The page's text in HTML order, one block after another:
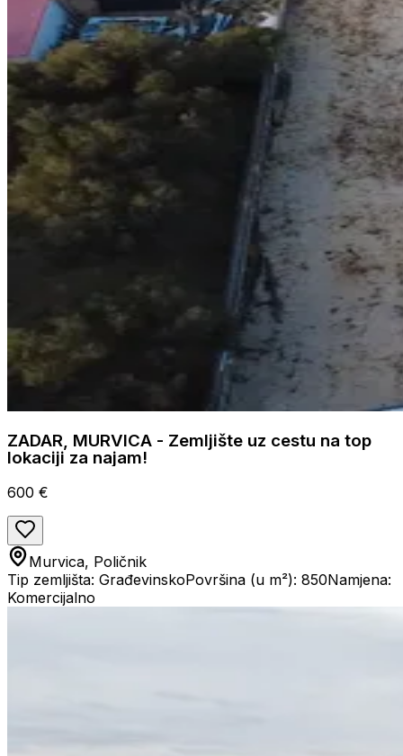
ZADAR, MURVICA - Zemljište uz cestu na top
lokaciji za najam!
600 €
Murvica, Poličnik
Tip zemljišta: GrađevinskoPovršina (u m²): 850Namjena:
Komercijalno